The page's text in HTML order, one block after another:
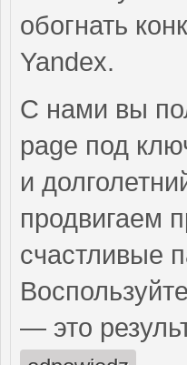
обогнать
Yandex.
С нами вы
page под
и
продвигаем
счастливые
— это